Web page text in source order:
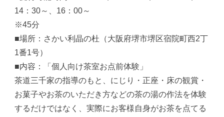
14：30～、16：00～
※45分
■場所：さかい利晶の杜（大阪府堺市堺区宿院町西2丁
1番1号）
■内容：「個人向け茶室お点前体験」
茶道三千家の指導のもと、にじり・正座・床の観賞・
お菓子やお茶のいただき方などの茶の湯の作法を体験
するだけではなく、実際にお客様自身がお茶を点てる